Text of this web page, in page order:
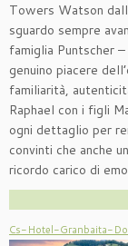
Towers Watson
sguardo sempre
famiglia Puntscher
genuino piacere
familiarità,
Raphael con i figli
ogni dettaglio per
convinti che anche
ricordo carico di
Cs-Hotel-Granbaita-